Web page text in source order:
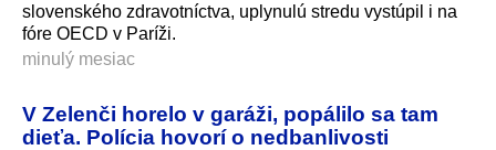
slovenského zdravotníctva, uplynulú stredu vystúpil i na
fóre OECD v Paríži.
minulý mesiac
V Zelenči horelo v garáži, popálilo sa tam
dieťa. Polícia hovorí o nedbanlivosti